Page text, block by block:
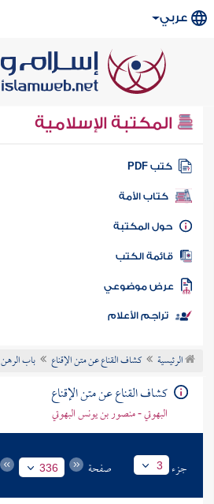
عربي
المكتبة الإسلامية
كتب PDF
كتاب الأمة
المكتبة
الكتب
موضوعي
تراجم الأعلام
الرئيسية كشاف القناع عن متن الإقناع باب الرهن
كشاف القناع عن متن الإقناع
البهوتي - منصور بن يونس البهوتي
جزء 3 صفحة 336